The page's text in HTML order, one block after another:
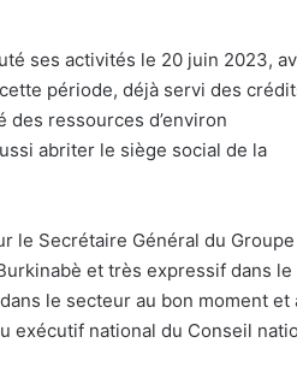
ses activités le 20 juin 2023,
période, déjà servi des
des ressources d’environ
abriter le siège social de la
le Secrétaire Général du Groupe
et très expressif dans le
le secteur au bon moment et
exécutif national du Conseil